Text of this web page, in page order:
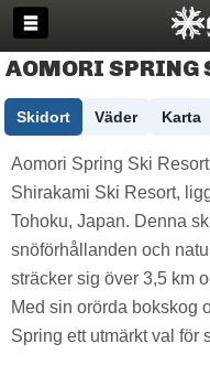
AOMORI SPRING
Skidort Väder Karta
Aomori Spring Ski
Shirakami Ski Resort,
Tohoku, Japan. Denna
snöförhållanden och
sträcker sig över 3,5 km
Med sin orörda bokskog
Spring ett utmärkt val för